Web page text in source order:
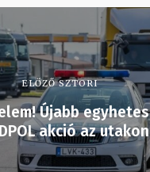
ELŐZŐ SZTORI
Újabb egyhetes
akció az utakon